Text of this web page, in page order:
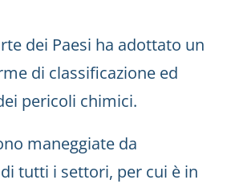
dei Paesi ha adottato un
di classificazione ed
pericoli chimici.
maneggiate da
tutti i settori, per cui è in